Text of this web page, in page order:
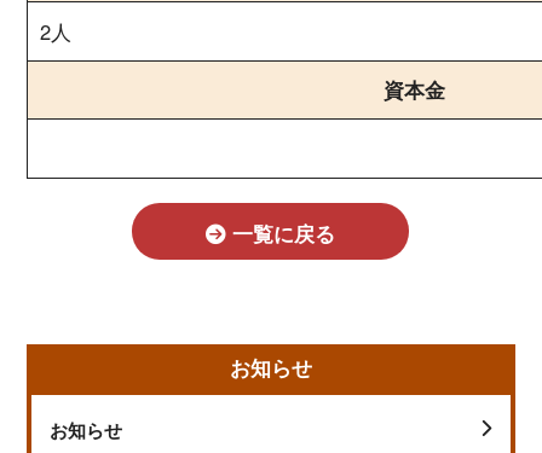
2人
資本金
一覧に戻る
お知らせ
お知らせ